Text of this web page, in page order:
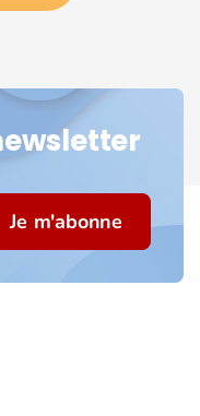
Je m'abonne